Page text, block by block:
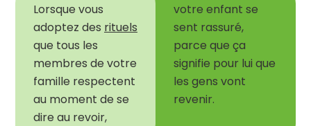
Lorsque vous
adoptez des rituels
que tous les
membres de votre
famille respectent
au moment de se
dire au revoir,
votre enfant se
sent rassuré,
parce que ça
signifie pour lui que
les gens vont
revenir.